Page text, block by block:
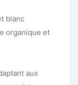
blanc
organique et
aux